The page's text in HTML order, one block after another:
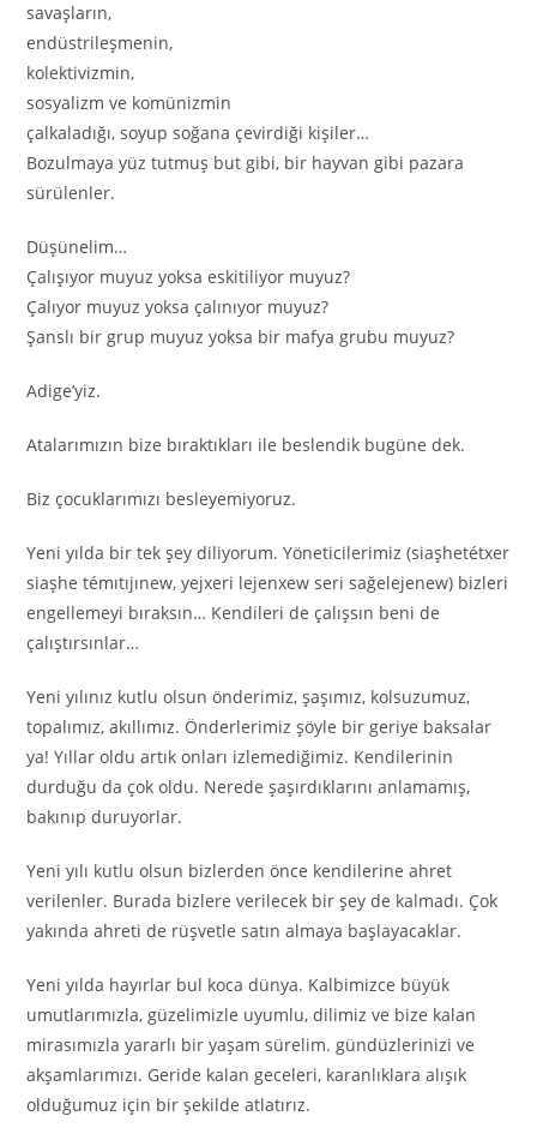
savaşların,
endüstrileşmenin,
kolektivizmin,
sosyalizm ve komünizmin
çalkaladığı, soyup soğana çevirdiği kişiler…
Bozulmaya yüz tutmuş but gibi, bir hayvan gibi pazara
sürülenler.
Düşünelim…
Çalışıyor muyuz yoksa eskitiliyor muyuz?
Çalıyor muyuz yoksa çalınıyor muyuz?
Şanslı bir grup muyuz yoksa bir mafya grubu muyuz?
Adige’yiz.
Atalarımızın bize bıraktıkları ile beslendik bugüne dek.
Biz çocuklarımızı besleyemiyoruz.
Yeni yılda bir tek şey diliyorum. Yöneticilerimiz (siaşhetétxer
siaşhe témıtıjınew, yejxeri lejenxew seri sağelejenew) bizleri
engellemeyi bıraksın… Kendileri de çalışsın beni de
çalıştırsınlar…
Yeni yılınız kutlu olsun önderimiz, şaşımız, kolsuzumuz,
topalımız, akıllımız. Önderlerimiz şöyle bir geriye baksalar
ya! Yıllar oldu artık onları izlemediğimiz. Kendilerinin
durduğu da çok oldu. Nerede şaşırdıklarını anlamamış,
bakınıp duruyorlar.
Yeni yılı kutlu olsun bizlerden önce kendilerine ahret
verilenler. Burada bizlere verilecek bir şey de kalmadı. Çok
yakında ahreti de rüşvetle satın almaya başlayacaklar.
Yeni yılda hayırlar bul koca dünya. Kalbimizce büyük
umutlarımızla, güzelimizle uyumlu, dilimiz ve bize kalan
mirasımızla yararlı bir yaşam sürelim. gündüzlerinizi ve
akşamlarımızı. Geride kalan geceleri, karanlıklara alışık
olduğumuz için bir şekilde atlatırız.